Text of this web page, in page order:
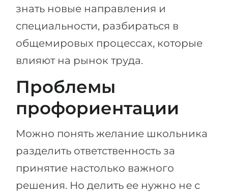
знать новые направления и
специальности, разбираться в
общемировых процессах, которые
влияют на рынок труда.
Проблемы
профориентации
Можно понять желание школьника
разделить ответственность за
принятие настолько важного
решения. Но делить ее нужно не с